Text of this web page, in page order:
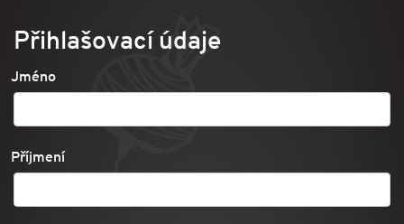
Přihlašovací údaje
Jméno
Příjmení